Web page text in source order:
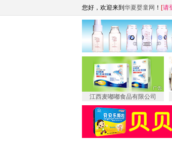
您好，欢迎来到 华夏婴童网 ！ [请
江西麦嘟嘟食品有限公司